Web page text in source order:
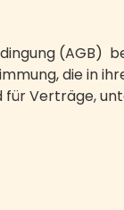
(AGB)
die in
Verträge,